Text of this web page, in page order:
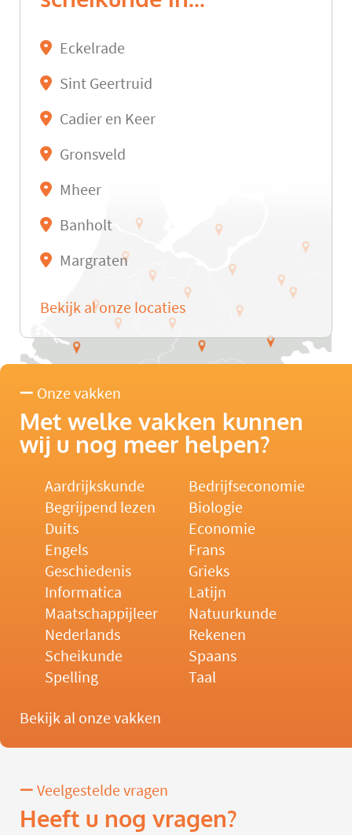
Eckelrade
Sint Geertruid
Cadier en Keer
Gronsveld
Mheer
Banholt
Margraten
Bekijk al onze locaties
Onze vakken
Met welke vakken kunnen
wij u nog meer helpen?
Aardrijkskunde
Bedrijfseconomie
Begrijpend lezen
Biologie
Duits
Economie
Engels
Frans
Geschiedenis
Grieks
Informatica
Latijn
Maatschappijleer
Natuurkunde
Nederlands
Rekenen
Scheikunde
Spaans
Spelling
Taal
Bekijk al onze vakken
Veelgestelde vragen
Heeft u nog vragen?